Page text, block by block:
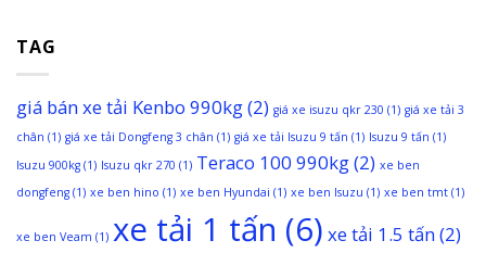
TAG
giá bán xe tải Kenbo 990kg(2) giá xe isuzu qkr 230 (1) giá xe tải 3
chân (1) giá xe tải Dongfeng 3 chân (1) giá xe tải Isuzu 9 tấn (1) Isuzu 9 tấn (1)
Isuzu 900kg (1) Isuzu qkr 270 (1) Teraco 100 990kg(2) xe ben
dongfeng (1) xe ben hino (1) xe ben Hyundai (1) xe ben Isuzu (1) xe ben tmt (1)
xe ben Veam (1) xe tải 1 tấn (6) xe tải 1.5 tấn(2)